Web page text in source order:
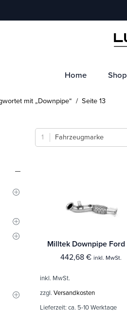
Home Shop
mit „Downpipe“ / Seite 13
Fahrzeugmarke
442,68 € inkl. MwSt.
inkl. MwSt.
zzgl. Versandkosten
Lieferzeit: ca. 5-10 Werktage